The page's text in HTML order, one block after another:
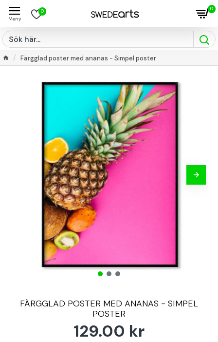
0 0
Färgglad poster med ananas - Simpel poster
FÄRGGLAD POSTER MED ANANAS - SIMPEL
POSTER
129.00 kr